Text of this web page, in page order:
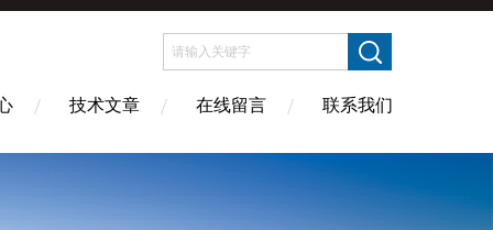
技术文章 在线留言 联系我们